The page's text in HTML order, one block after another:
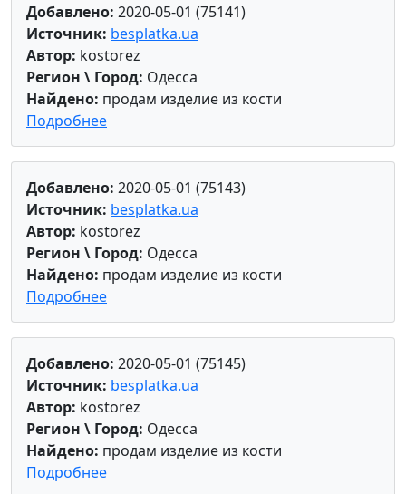
Добавлено: 2020-05-01 (75141)
Источник: besplatka.ua
Автор: kostorez
Регион \ Город: Одесса
Найдено: продам изделие из кости
Подробнее
Добавлено: 2020-05-01 (75143)
Источник: besplatka.ua
Автор: kostorez
Регион \ Город: Одесса
Найдено: продам изделие из кости
Подробнее
Добавлено: 2020-05-01 (75145)
Источник: besplatka.ua
Автор: kostorez
Регион \ Город: Одесса
Найдено: продам изделие из кости
Подробнее